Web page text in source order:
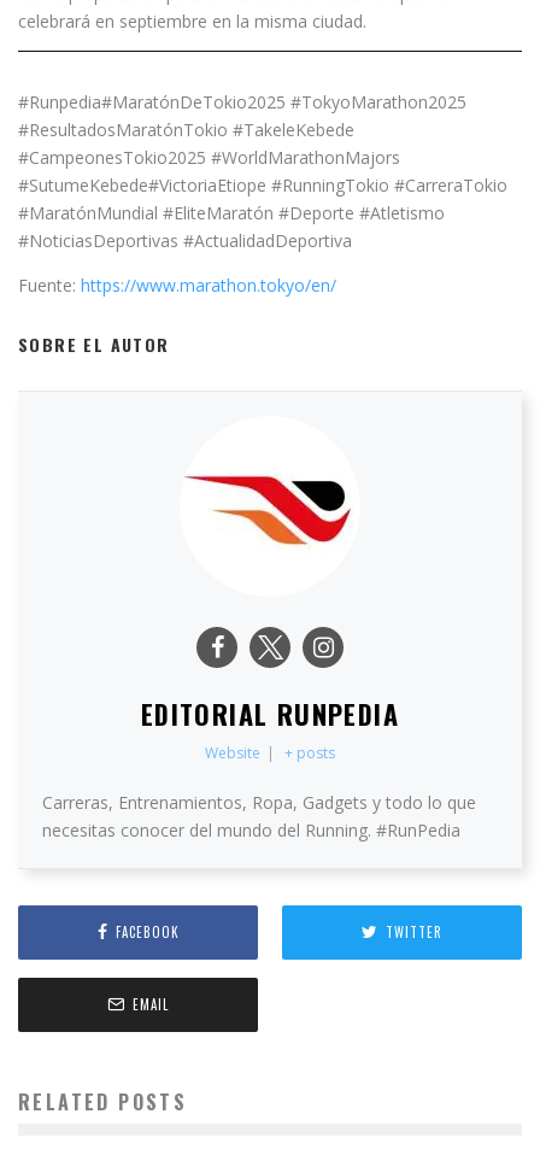
celebrará en septiembre en la misma ciudad.
#Runpedia#MaratónDeTokio2025 #TokyoMarathon2025
#ResultadosMaratónTokio #TakeleKebede
#CampeonesTokio2025 #WorldMarathonMajors
#SutumeKebede#VictoriaEtiope #RunningTokio #CarreraTokio
#MaratónMundial #EliteMaratón #Deporte #Atletismo
#NoticiasDeportivas #ActualidadDeportiva
Fuente: https://www.marathon.tokyo/en/
SOBRE EL AUTOR
EDITORIAL RUNPEDIA
Website | + posts
Carreras, Entrenamientos, Ropa, Gadgets y todo lo que
necesitas conocer del mundo del Running. #RunPedia
FACEBOOK TWITTER
EMAIL
RELATED POSTS